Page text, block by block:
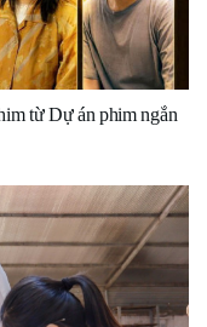
từ Dự án phim ngắn